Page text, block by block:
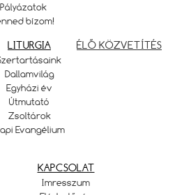
Pályázatok
bízom!
LITURGIA
Dallamvilág
Egyházi év
Útmutató
Zsoltárok
Evangélium
ÉLŐ KÖZVETÍTÉS
KAPCSOLAT
Imresszum